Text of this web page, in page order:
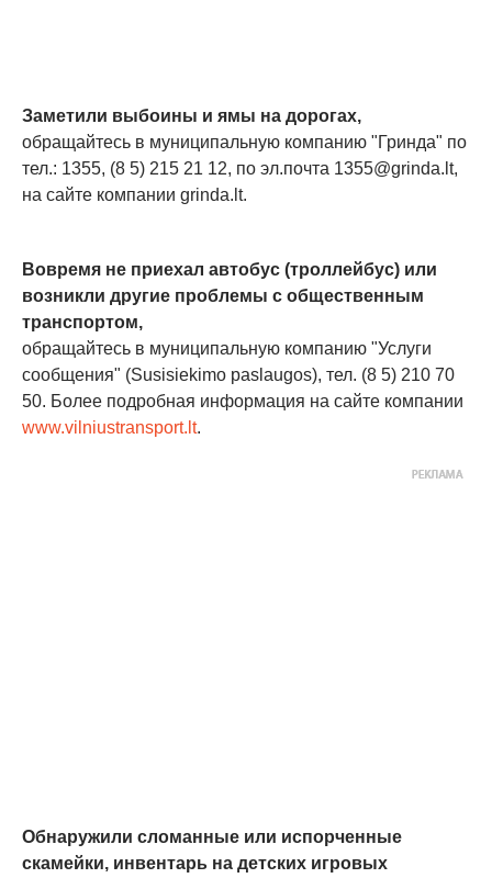
Заметили выбоины и ямы на дорогах,
обращайтесь в муниципальную компанию "Гринда" по
тел.: 1355, (8 5) 215 21 12, по эл.почта 1355@grinda.lt,
на сайте компании grinda.lt.
Вовремя не приехал автобус (троллейбус) или
возникли другие проблемы с общественным
транспортом,
обращайтесь в муниципальную компанию "Услуги
сообщения" (Susisiekimo paslaugos), тел. (8 5) 210 70
50. Более подробная информация на сайте компании
www.vilniustransport.lt.
Обнаружили сломанные или испорченные
скамейки, инвентарь на детских игровых